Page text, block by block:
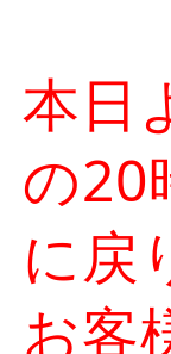
本日
の20
に戻
お客